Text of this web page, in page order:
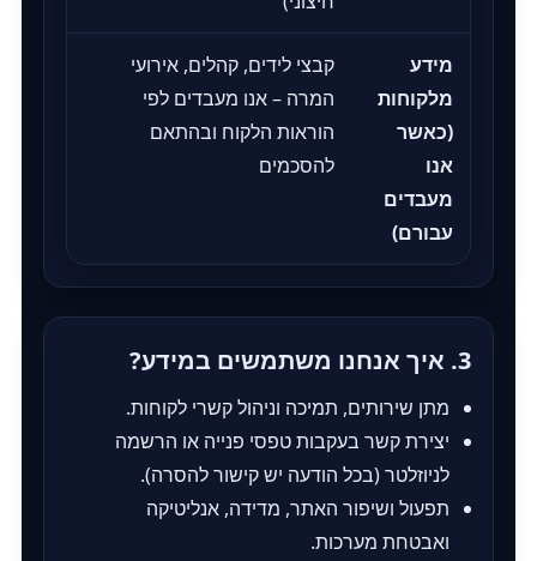
מידע
מלקוחות
(כאשר
אנו
מעבדים
עבורם)
קבצי לידים, קהלים, אירועי
המרה – אנו מעבדים לפי
הוראות הלקוח ובהתאם
להסכמים
3. איך אנחנו משתמשים במידע?
מתן שירותים, תמיכה וניהול קשרי לקוחות.
יצירת קשר בעקבות טפסי פנייה או הרשמה
לניוזלטר (בכל הודעה יש קישור להסרה).
תפעול ושיפור האתר, מדידה, אנליטיקה
ואבטחת מערכות.